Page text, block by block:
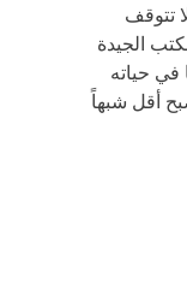
تتوقف
الجيدة
في حياته
أقل شبهاً